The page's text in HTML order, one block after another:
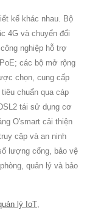
kế khác nhau. Bộ
4G và chuyển đổi
nghiệp hỗ trợ
các bộ mở rộng
chọn, cung cấp
chuẩn qua cáp
tái sử dụng cơ
O'smart cải thiện
cập và an ninh
lượng cổng, bảo vệ
quản lý và bảo
lý IoT